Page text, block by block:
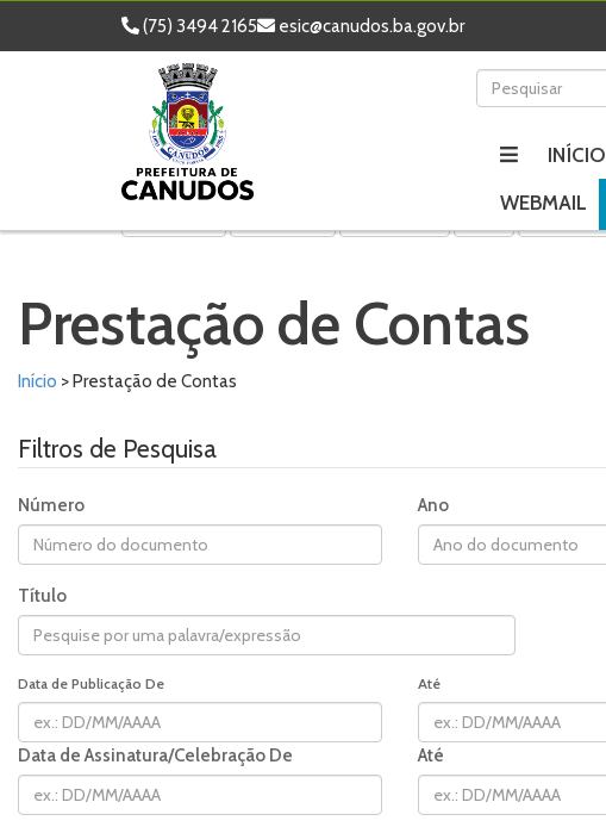
(75) 3494 2165 esic@canudos.ba.gov.br
INÍCIO
WEBMAIL
Decretos
Prestação de Contas
Início > Prestação de Contas
Filtros de Pesquisa
Número Ano
Título
Data de Publicação De Até
Data de Assinatura/Celebração De
Até